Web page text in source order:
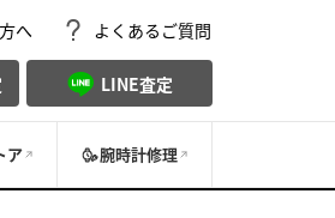
へ よくあるご質問
LINE査定
ア 腕時計修理